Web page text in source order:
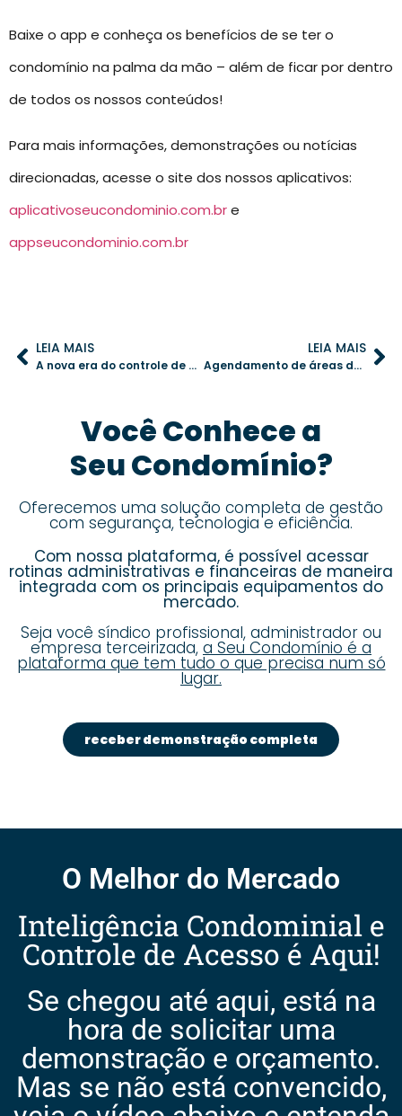
Baixe o app e conheça os benefícios de se ter o
condomínio na palma da mão – além de ficar por dentro
de todos os nossos conteúdos!
Para mais informações, demonstrações ou notícias
direcionadas, acesse o site dos nossos aplicativos:
aplicativoseucondominio.com.bre
appseucondominio.com.br
LEIA MAIS
A nova era do controle de acesso: como a biometria e o reconhecimento facial garantem mais segurança
LEIA MAIS
Agendamento de áreas de lazer: como otimizar a gestão e melhorar a convivência no condomínio
Você Conhece a
Seu Condomínio?
Oferecemos uma solução completa de gestão
com segurança, tecnologia e eficiência.
Com nossa plataforma, é possível acessar
rotinas administrativas e financeiras de maneira
integrada com os principais equipamentos do
mercado.
Seja você síndico profissional, administrador ou
empresa terceirizada, a Seu Condomínio é a
plataforma que tem tudo o que precisa num só
lugar.
receber demonstração completa
O Melhor do Mercado
Inteligência Condominial e
Controle de Acesso é Aqui!
Se chegou até aqui, está na
hora de solicitar uma
demonstração e orçamento.
Mas se não está convencido,